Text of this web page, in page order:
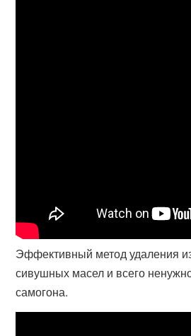
Эффективный метод удаления
сивушных масел и всего
самогона.